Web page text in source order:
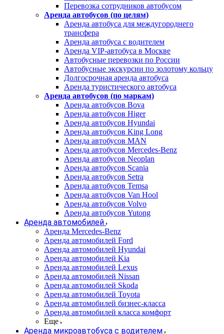
Перевозка сотрудников автобусом
Аренда автобусов (по целям)
Аренда автобуса для междугороднего
трансфера
Аренда автобуса с водителем
Аренда VIP-автобуса в Москве
Автобусные перевозки по России
Автобусные экскурсии по золотому кольцу
Долгосрочная аренда автобуса
Аренда туристического автобуса
Аренда автобусов (по маркам)
Аренда автобусов Bova
Аренда автобусов Higer
Аренда автобусов Hyundai
Аренда автобусов King Long
Аренда автобусов MAN
Аренда автобусов Mercedes-Benz
Аренда автобусов Neoplan
Аренда автобусов Scania
Аренда автобусов Setra
Аренда автобусов Temsa
Аренда автобусов Van Hool
Аренда автобусов Volvo
Аренда автобусов Yutong
Аренда автомобилей
Аренда Mercedes-Benz
Аренда автомобилей Ford
Аренда автомобилей Hyundai
Аренда автомобилей Kia
Аренда автомобилей Lexus
Аренда автомобилей Nissan
Аренда автомобилей Skoda
Аренда автомобилей Toyota
Аренда автомобилей бизнес-класса
Аренда автомобилей класса комфорт
Еще
Аренда микроавтобуса с водителем